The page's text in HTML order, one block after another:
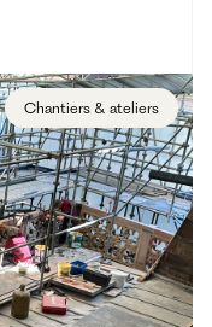
Chantiers & ateliers